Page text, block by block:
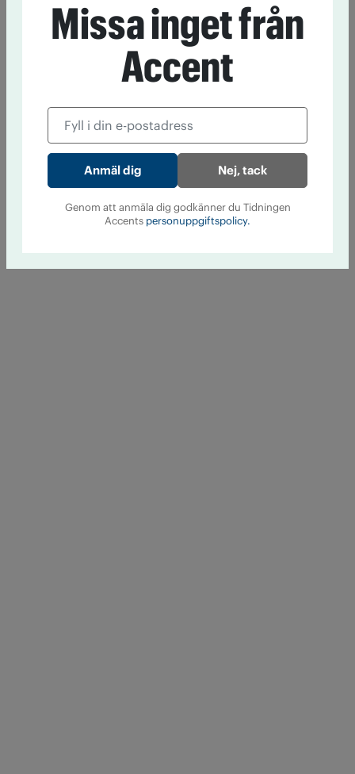
Missa inget från
Accent
Nej, tack
Genom att anmäla dig godkänner du Tidningen
Accents personuppgiftspolicy.